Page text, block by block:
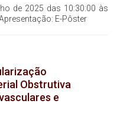
de 2025 das 10:30:00 às
E-Pôster
Obstrutiva
e